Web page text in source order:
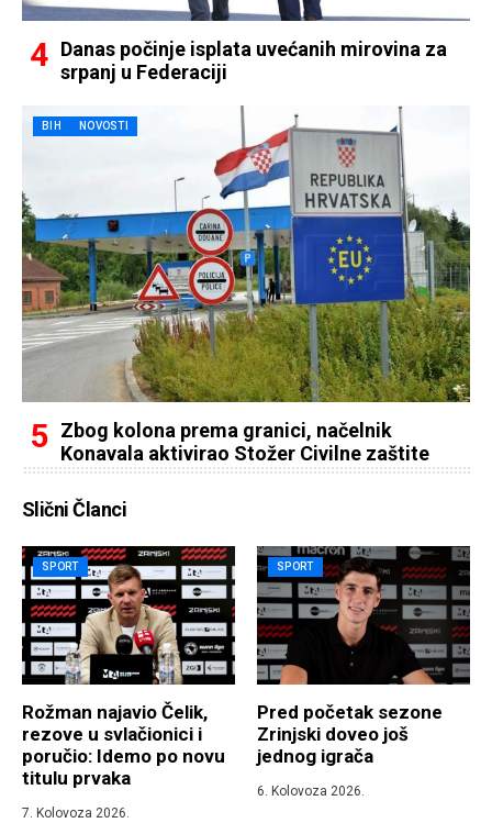
Danas počinje isplata uvećanih mirovina za
srpanj u Federaciji
BIH NOVOSTI
Zbog kolona prema granici, načelnik
Konavala aktivirao Stožer Civilne zaštite
Slični Članci
SPORT
Rožman najavio Čelik,
rezove u svlačionici i
poručio: Idemo po novu
titulu prvaka
7. Kolovoza 2026.
SPORT
Pred početak sezone
Zrinjski doveo još
jednog igrača
6. Kolovoza 2026.